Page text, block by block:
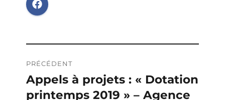
de
l’article
PRÉCÉDENT
Publication
précédente :
Appels à projets : « Dotation
printemps 2019 » – Agence